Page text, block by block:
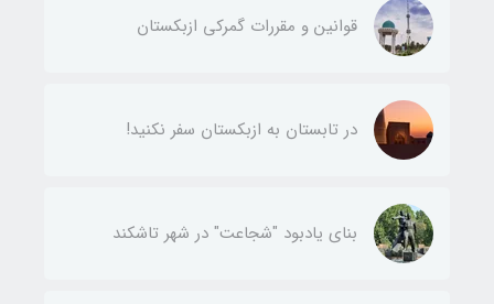
قوانین و مقررات گمرکی ازبکستان
در تابستان به ازبکستان سفر نکنید!
بنای یادبود "شجاعت" در شهر تاشکند